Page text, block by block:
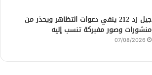
جيل زد 212 ينفي دعوات التظاهر ويحذر من
منشورات وصور مفبركة تنسب إليه
07/08/2026